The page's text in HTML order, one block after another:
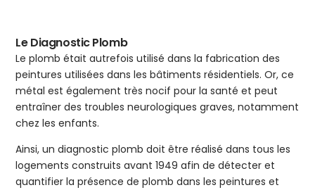
Le Diagnostic Plomb
Le plomb était autrefois utilisé dans la fabrication des
peintures utilisées dans les bâtiments résidentiels. Or, ce
métal est également très nocif pour la santé et peut
entraîner des troubles neurologiques graves, notamment
chez les enfants.
Ainsi, un diagnostic plomb doit être réalisé dans tous les
logements construits avant 1949 afin de détecter et
quantifier la présence de plomb dans les peintures et